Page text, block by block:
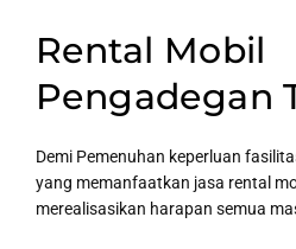
Rental Mobil
Pengadegan
Demi Pemenuhan keperluan
yang memanfaatkan jasa rental
merealisasikan harapan semua